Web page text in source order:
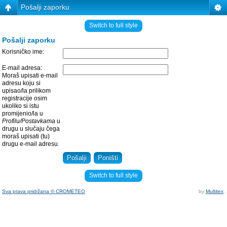
Pošalji zaporku
Switch to full style
Pošalji zaporku
Korisničko ime:
E-mail adresa:
Moraš upisati e-mail
adresu koju si
upisao/la prilikom
registracije osim
ukoliko si istu
promijenio/la u
Profilu/Postavkama u
drugu u slučaju čega
moraš upisati (tu)
drugu e-mail adresu.
Switch to full style
Sva prava pridržana © CROMETEO by Multitex